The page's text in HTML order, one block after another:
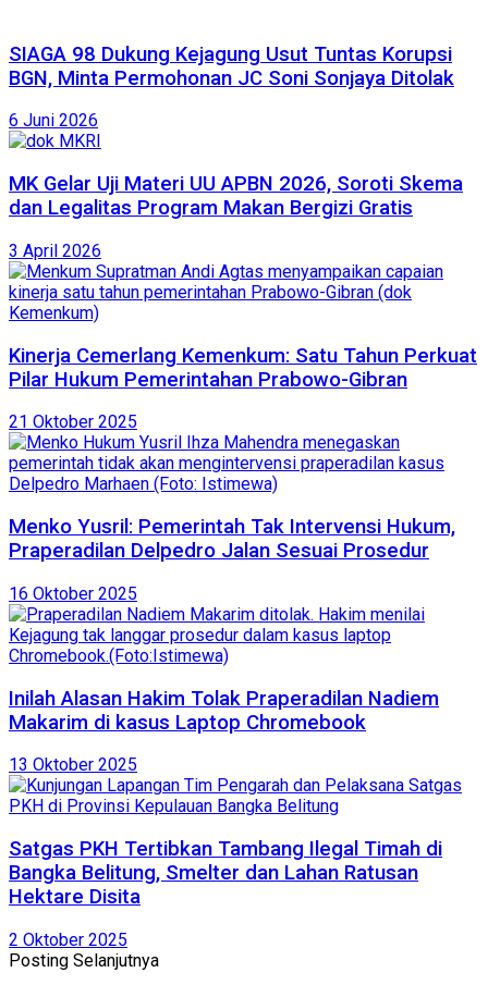
SIAGA 98 Dukung Kejagung Usut Tuntas Korupsi
BGN, Minta Permohonan JC Soni Sonjaya Ditolak
6 Juni 2026
MK Gelar Uji Materi UU APBN 2026, Soroti Skema
dan Legalitas Program Makan Bergizi Gratis
3 April 2026
Kinerja Cemerlang Kemenkum: Satu Tahun Perkuat
Pilar Hukum Pemerintahan Prabowo-Gibran
21 Oktober 2025
Menko Yusril: Pemerintah Tak Intervensi Hukum,
Praperadilan Delpedro Jalan Sesuai Prosedur
16 Oktober 2025
Inilah Alasan Hakim Tolak Praperadilan Nadiem
Makarim di kasus Laptop Chromebook
13 Oktober 2025
Satgas PKH Tertibkan Tambang Ilegal Timah di
Bangka Belitung, Smelter dan Lahan Ratusan
Hektare Disita
2 Oktober 2025
Posting Selanjutnya